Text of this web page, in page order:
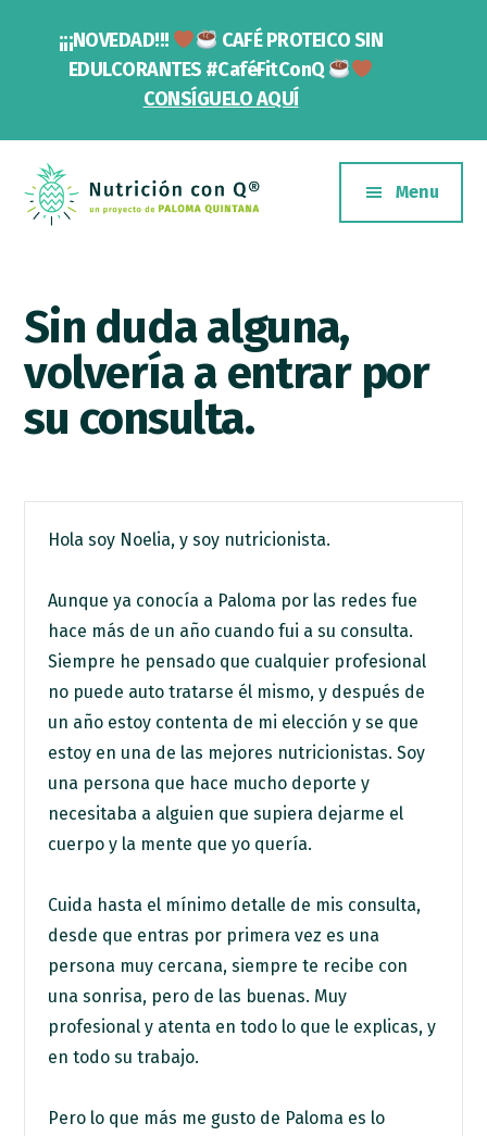
contenido
¡¡¡NOVEDAD!!!
CAFÉ PROTEICO SIN
EDULCORANTES #CaféFitConQ
CONSÍGUELO AQUÍ
Additional
menu
Q
de
Paloma
Quintana
Menu
Sin duda alguna,
volvería a entrar por
su consulta.
Hola soy Noelia, y soy nutricionista.
Aunque ya conocía a Paloma por las redes fue
hace más de un año cuando fui a su consulta.
Siempre he pensado que cualquier profesional
no puede auto tratarse él mismo, y después de
un año estoy contenta de mi elección y se que
estoy en una de las mejores nutricionistas. Soy
una persona que hace mucho deporte y
necesitaba a alguien que supiera dejarme el
cuerpo y la mente que yo quería.
Cuida hasta el mínimo detalle de mis consulta,
desde que entras por primera vez es una
persona muy cercana, siempre te recibe con
una sonrisa, pero de las buenas. Muy
profesional y atenta en todo lo que le explicas, y
en todo su trabajo.
Pero lo que más me gusto de Paloma es lo